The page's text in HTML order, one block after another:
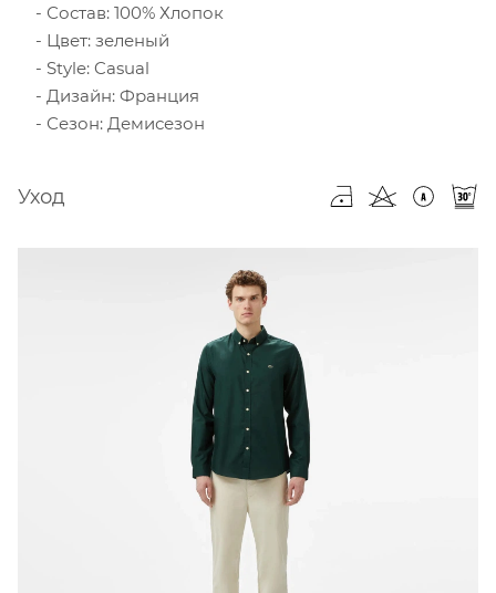
Состав: 100% Хлопок
Цвет: зеленый
Style: Casual
Дизайн: Франция
Сезон: Демисезон
Уход